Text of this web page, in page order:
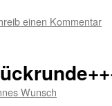
einen Kommentar
Wunsch